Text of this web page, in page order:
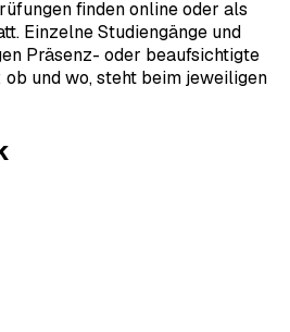
finden online oder als
Einzelne Studiengänge und
Präsenz- oder beaufsichtigte
und wo, steht beim jeweiligen